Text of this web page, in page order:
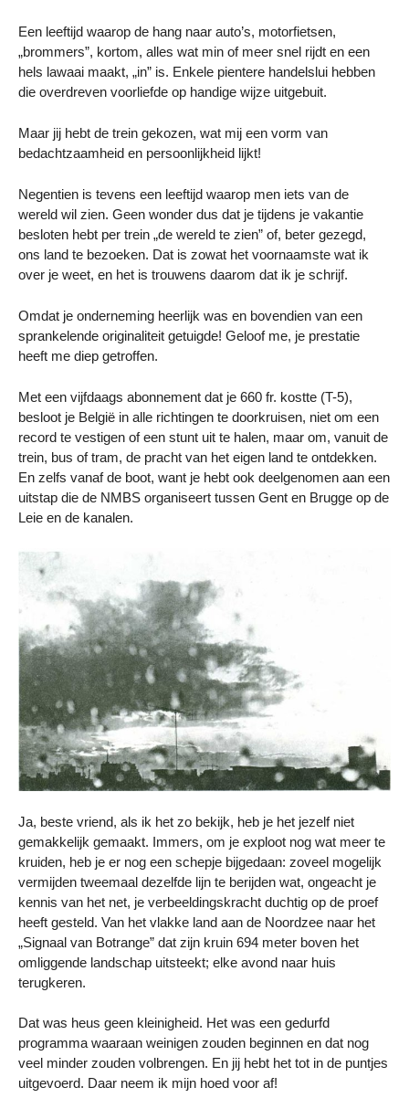
Een leeftijd waarop de hang naar auto’s, motorfietsen,
„brommers”, kortom, alles wat min of meer snel rijdt en een
hels lawaai maakt, „in” is. Enkele pientere handelslui hebben
die overdreven voorliefde op handige wijze uitgebuit.
Maar jij hebt de trein gekozen, wat mij een vorm van
bedachtzaamheid en persoonlijkheid lijkt!
Negentien is tevens een leeftijd waarop men iets van de
wereld wil zien. Geen wonder dus dat je tijdens je vakantie
besloten hebt per trein „de wereld te zien” of, beter gezegd,
ons land te bezoeken. Dat is zowat het voornaamste wat ik
over je weet, en het is trouwens daarom dat ik je schrijf.
Omdat je onderneming heerlijk was en bovendien van een
sprankelende originaliteit getuigde! Geloof me, je prestatie
heeft me diep getroffen.
Met een vijfdaags abonnement dat je 660 fr. kostte (T-5),
besloot je België in alle richtingen te doorkruisen, niet om een
record te vestigen of een stunt uit te halen, maar om, vanuit de
trein, bus of tram, de pracht van het eigen land te ontdekken.
En zelfs vanaf de boot, want je hebt ook deelgenomen aan een
uitstap die de NMBS organiseert tussen Gent en Brugge op de
Leie en de kanalen.
Ja, beste vriend, als ik het zo bekijk, heb je het jezelf niet
gemakkelijk gemaakt. Immers, om je exploot nog wat meer te
kruiden, heb je er nog een schepje bijgedaan: zoveel mogelijk
vermijden tweemaal dezelfde lijn te berijden wat, ongeacht je
kennis van het net, je verbeeldingskracht duchtig op de proef
heeft gesteld. Van het vlakke land aan de Noordzee naar het
„Signaal van Botrange” dat zijn kruin 694 meter boven het
omliggende landschap uitsteekt; elke avond naar huis
terugkeren.
Dat was heus geen kleinigheid. Het was een gedurfd
programma waaraan weinigen zouden beginnen en dat nog
veel minder zouden volbrengen. En jij hebt het tot in de puntjes
uitgevoerd. Daar neem ik mijn hoed voor af!